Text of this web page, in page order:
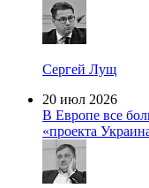
Сергей Лущ
20 июл 2026
В Европе все
«проекта